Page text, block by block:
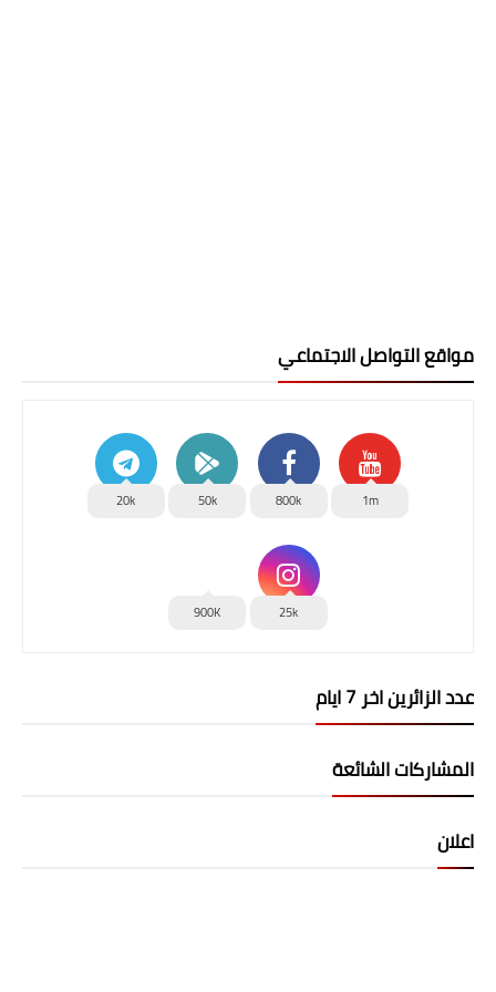
مواقع التواصل الاجتماعي
1m
800k
50k
20k
25k
900K
عدد الزائرين اخر 7 ايام
المشاركات الشائعة
اعلان